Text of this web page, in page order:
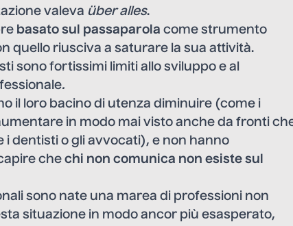
valeva über alles.
basato sul passaparola come strumento
quello riusciva a saturare la sua attività.
sono fortissimi limiti allo sviluppo e al
.
il loro bacino di utenza diminuire (come i
in modo mai visto anche da fronti
i dentisti o gli avvocati), e non hanno
che chi non comunica non esiste sul
sono nate una marea di professioni non
situazione in modo ancor più esasperato,